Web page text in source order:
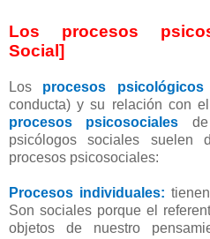
Los procesos
Social]
Los procesos psicológicos
conducta) y su relación con
procesos psicosociales
psicólogos sociales suelen
procesos psicosociales:
Procesos individuales:
Son sociales porque el
objetos de nuestro